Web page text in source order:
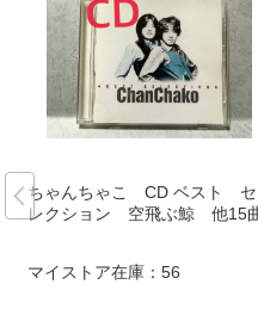
ちゃんちゃこ CD ベスト セ
レクション 空飛ぶ鯨 他15
マイストア在庫： 56